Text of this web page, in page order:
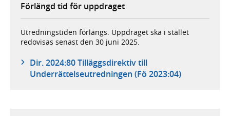
Förlängd tid för uppdraget
Utredningstiden förlängs. Uppdraget ska i stället
redovisas senast den 30 juni 2025.
Dir. 2024:80 Tilläggsdirektiv till
Underrättelseutredningen (Fö 2023:04)